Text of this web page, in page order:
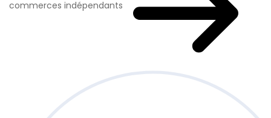
commerces indépendants